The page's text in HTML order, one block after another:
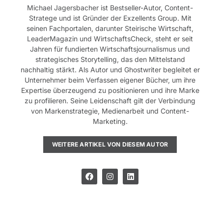
Michael Jagersbacher ist Bestseller-Autor, Content-
Stratege und ist Gründer der Exzellents Group. Mit
seinen Fachportalen, darunter Steirische Wirtschaft,
LeaderMagazin und WirtschaftsCheck, steht er seit
Jahren für fundierten Wirtschaftsjournalismus und
strategisches Storytelling, das den Mittelstand
nachhaltig stärkt. Als Autor und Ghostwriter begleitet er
Unternehmer beim Verfassen eigener Bücher, um ihre
Expertise überzeugend zu positionieren und ihre Marke
zu profilieren. Seine Leidenschaft gilt der Verbindung
von Markenstrategie, Medienarbeit und Content-
Marketing.
WEITERE ARTIKEL VON DIESEM AUTOR